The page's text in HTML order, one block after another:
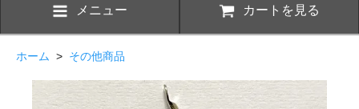
メニュー カートを見る
ホーム > その他商品